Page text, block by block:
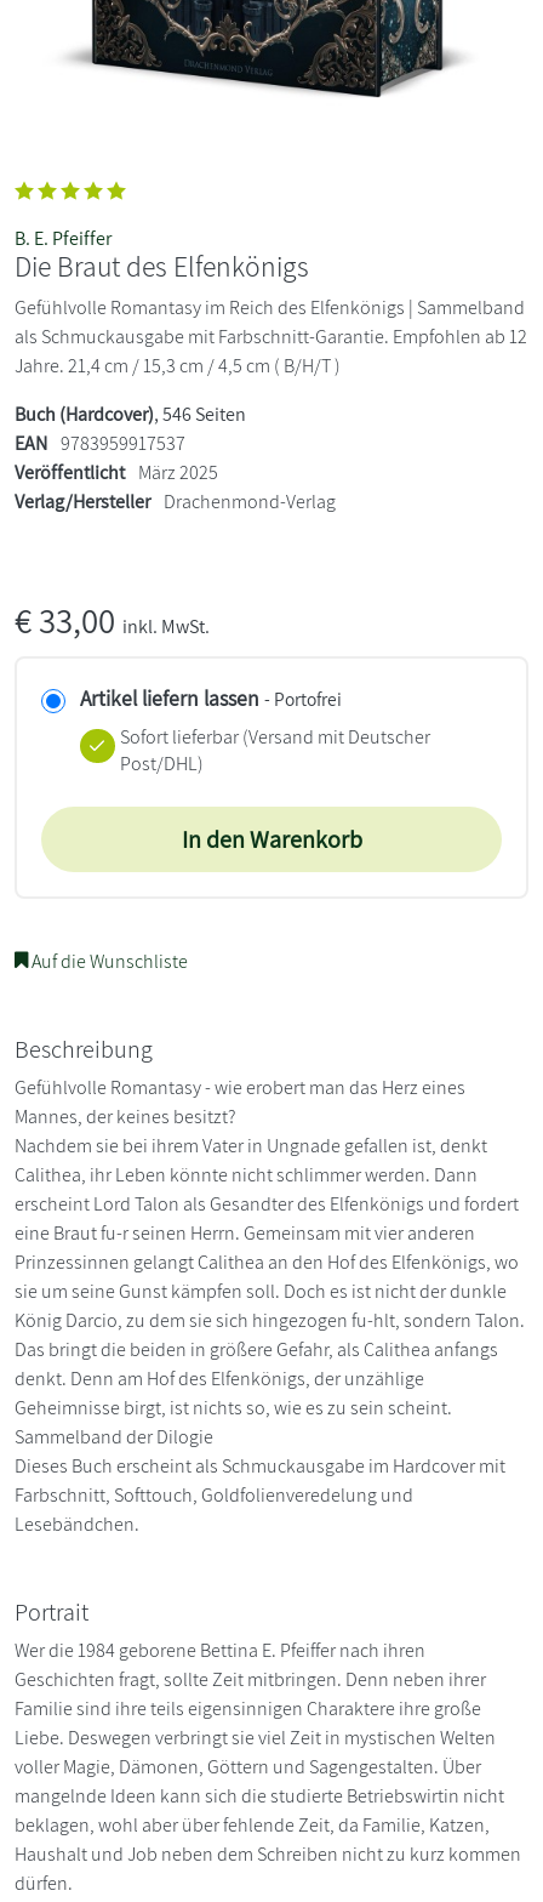
B. E. Pfeiffer
Die Braut des Elfenkönigs
Gefühlvolle Romantasy im Reich des Elfenkönigs | Sammelband
als Schmuckausgabe mit Farbschnitt-Garantie. Empfohlen ab 12
Jahre. 21,4 cm / 15,3 cm / 4,5 cm ( B/H/T )
Buch (Hardcover), 546 Seiten
EAN 9783959917537
Veröffentlicht März 2025
Verlag/Hersteller Drachenmond-Verlag
€33,00 inkl. MwSt.
Artikel liefern lassen - Portofrei
Sofort lieferbar(Versand mit Deutscher
Post/DHL)
In den Warenkorb
Auf die Wunschliste
Beschreibung
Gefühlvolle Romantasy - wie erobert man das Herz eines
Mannes, der keines besitzt?
Nachdem sie bei ihrem Vater in Ungnade gefallen ist, denkt
Calithea, ihr Leben könnte nicht schlimmer werden. Dann
erscheint Lord Talon als Gesandter des Elfenkönigs und fordert
eine Braut fu-r seinen Herrn. Gemeinsam mit vier anderen
Prinzessinnen gelangt Calithea an den Hof des Elfenkönigs, wo
sie um seine Gunst kämpfen soll. Doch es ist nicht der dunkle
König Darcio, zu dem sie sich hingezogen fu-hlt, sondern Talon.
Das bringt die beiden in größere Gefahr, als Calithea anfangs
denkt. Denn am Hof des Elfenkönigs, der unzählige
Geheimnisse birgt, ist nichts so, wie es zu sein scheint.
Sammelband der Dilogie
Dieses Buch erscheint als Schmuckausgabe im Hardcover mit
Farbschnitt, Softtouch, Goldfolienveredelung und
Lesebändchen.
Portrait
Wer die 1984 geborene Bettina E. Pfeiffer nach ihren
Geschichten fragt, sollte Zeit mitbringen. Denn neben ihrer
Familie sind ihre teils eigensinnigen Charaktere ihre große
Liebe. Deswegen verbringt sie viel Zeit in mystischen Welten
voller Magie, Dämonen, Göttern und Sagengestalten. Über
mangelnde Ideen kann sich die studierte Betriebswirtin nicht
beklagen, wohl aber über fehlende Zeit, da Familie, Katzen,
Haushalt und Job neben dem Schreiben nicht zu kurz kommen
dürfen.